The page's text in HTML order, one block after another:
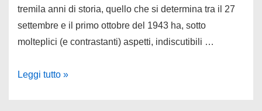
tremila anni di storia, quello che si determina tra il 27
settembre e il primo ottobre del 1943 ha, sotto
molteplici (e contrastanti) aspetti, indiscutibili …
Quattro
Leggi tutto »